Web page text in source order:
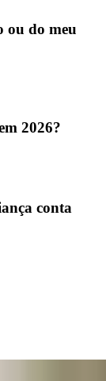
ou do meu
2026?
conta